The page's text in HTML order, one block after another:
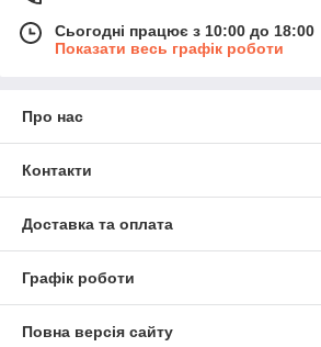
Сьогодні працює з 10:00 до 18:00
Показати весь графік роботи
Про нас
Контакти
Доставка та оплата
Графік роботи
Повна версія сайту